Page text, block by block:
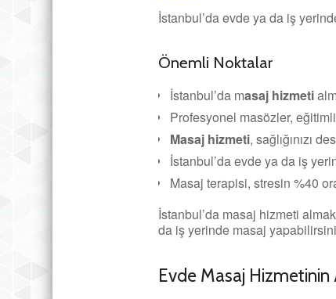
İstanbul’da evde ya da iş
Önemli Noktalar
İstanbul’da masaj hizmeti
Profesyonel masözler, eğitimli
Masaj hizmeti, sağlığınızı
İstanbul’da evde ya da iş
Masaj terapisi, stresin %40
İstanbul’da masaj hizmeti
da iş yerinde masaj
Evde Masaj Hizmetinin